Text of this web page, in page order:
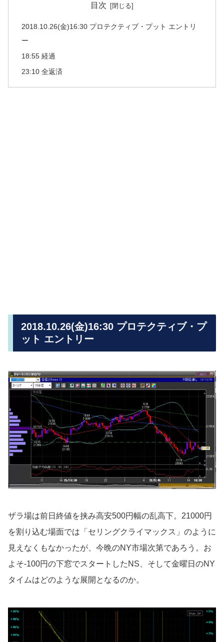
目次
2018.10.26(金)16:30 プロテクティブ・プット エントリ
ー
18:55 経過
23:10 全返済
2018.10.26(金)16:30 プロテクティブ・プ
ット エントリー
ザラ場は前日終値を挟み高安500円幅の乱高下。21000円
を割り込む場面では「セリングクライマックス」のように
見えなくもなかったが、今晩のNY市場次第であろう。お
よそ-100円の下窓でスタートしたNS、そして金曜日のNY
タイムはどのような展開となるのか。